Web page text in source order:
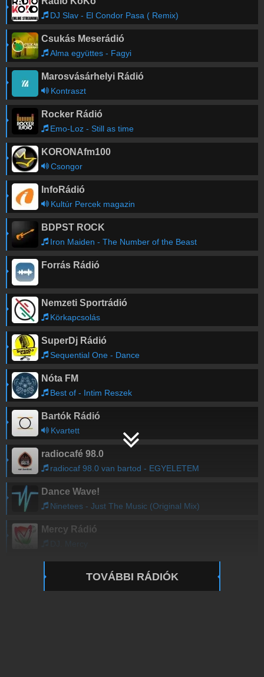
DJ Slav - El Condor Pasa ( Remix)
Csukás Meserádió
Alma együttes - Fagyi
Marosvásárhelyi Rádió
Kontraszt
Rocker Rádió
Emo-Loz - Still as time
KORONAfm100
Csongor
InfoRádió
Kultúr Percek magazin
BDPST ROCK
Iron Maiden - The Number of the Beast
Forrás Rádió
Nemzeti Sportrádió
Körkapcsolás
SuperDj Rádió
Sequential One - Dance
Nóta FM
Best of - Intim Reszek
Bartók Rádió
Kvartett
radiocafé 98.0
radiocaf 98.0 van bartod - EGYELETEM
Dance Wave!
Ninetees - Just The Music (Original Mix)
Mercy Rádió
TOVÁBBI RÁDIÓK